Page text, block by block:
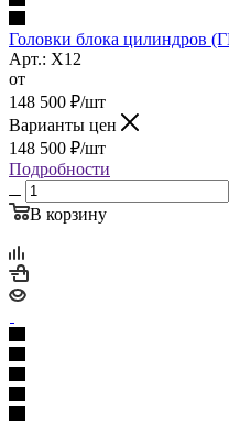
Головки блока цилиндров
Арт.: X12
от
148 500 ₽/шт
Варианты цен
148 500 ₽/шт
Подробности
В корзину